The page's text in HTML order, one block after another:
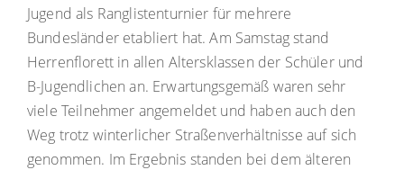
Jugend als Ranglistenturnier für mehrere
Bundesländer etabliert hat. Am Samstag stand
Herrenflorett in allen Altersklassen der Schüler und
B-Jugendlichen an. Erwartungsgemäß waren sehr
viele Teilnehmer angemeldet und haben auch den
Weg trotz winterlicher Straßenverhältnisse auf sich
genommen. Im Ergebnis standen bei dem älteren